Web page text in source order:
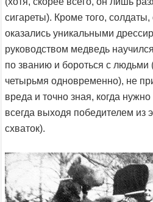
сигареты). Кроме того,
оказались уникальными
руководством медведь
по званию и бороться с людьми
четырьмя одновременно), не
вреда и точно зная, когда
всегда выходя победителем из
схваток).